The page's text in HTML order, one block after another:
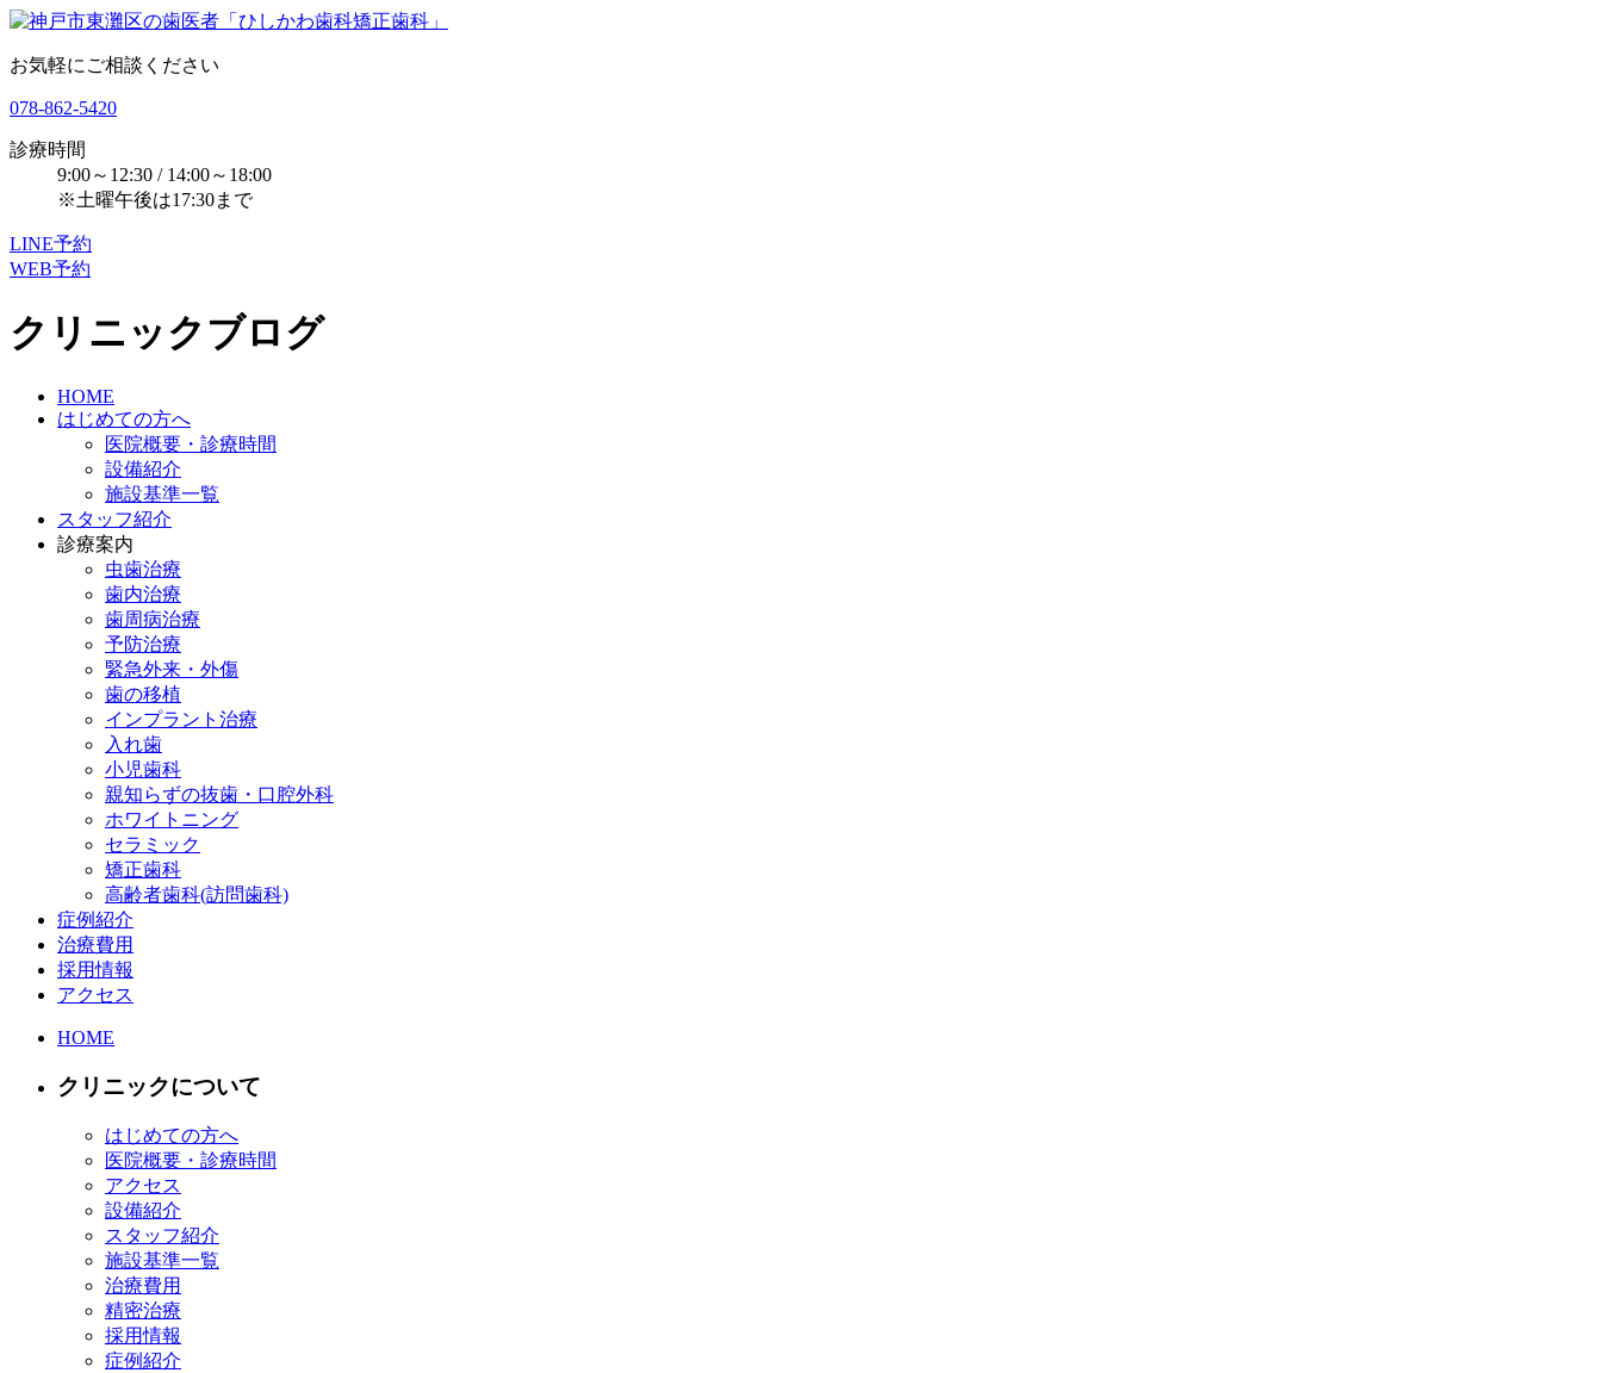
お気軽にご相談ください
078-862-5420
診療時間
9:00～12:30 / 14:00～18:00
※土曜午後は17:30まで
LINE予約
WEB予約
クリニックブログ
HOME
はじめての方へ
医院概要・診療時間
設備紹介
施設基準一覧
スタッフ紹介
診療案内
虫歯治療
歯内治療
歯周病治療
予防治療
緊急外来・外傷
歯の移植
インプラント治療
入れ歯
小児歯科
親知らずの抜歯・口腔外科
ホワイトニング
セラミック
矯正歯科
高齢者歯科(訪問歯科)
症例紹介
治療費用
採用情報
アクセス
HOME
クリニックについて
はじめての方へ
医院概要・診療時間
アクセス
設備紹介
スタッフ紹介
施設基準一覧
治療費用
精密治療
採用情報
症例紹介